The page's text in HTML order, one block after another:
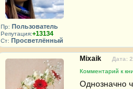
Пр: Пользователь
Репутация:+13134
Ст: Просветлённый
Mixaik
Дата:
Комментарий к
Однозначно